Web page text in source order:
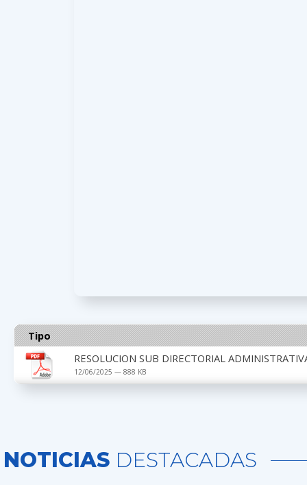
Tipo
RESOLUCION SUB DIRECTORIAL
12/06/2025 — 888 KB
NOTICIAS DESTACADAS